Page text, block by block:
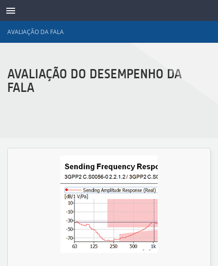
AVALIAÇÃO DA FALA
AVALIAÇÃO DO DESEMPENHO DA
FALA